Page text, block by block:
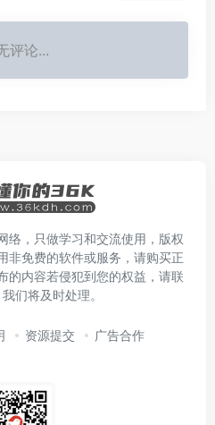
评论...
络，只做学习和交流使用，版权
非免费的软件或服务，请购买正
的内容若侵犯到您的权益，请联
们将及时处理。
资源提交 广告合作